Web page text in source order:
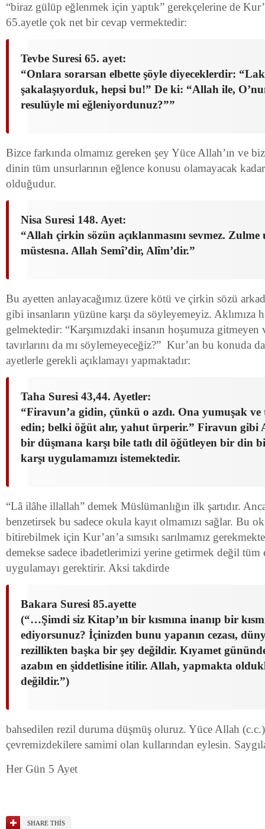
“biraz gülüp eğlenmek için yaptık” gerekçelerine de
65.ayetle çok net bir cevap vermektedir:
Tevbe Suresi 65. ayet:
“Onlara sorarsan elbette şöyle diyeceklerdir:
şakalaşıyorduk, hepsi bu!” De ki: “Allah ile,
resulüyle mi eğleniyordunuz?””
Bizce farkında olmamız gereken şey Yüce Allah’ın ve
dinin tüm unsurlarının eğlence konusu olamayacak
olduğudur.
Nisa Suresi 148. Ayet:
“Allah çirkin sözün açıklanmasını sevmez.
müstesna. Allah Semî’dir, Alîm’dir.”
Bu ayetten anlayacağımız üzere kötü ve çirkin sözü
gibi insanların yüzüne karşı da söyleyemeyiz. Aklımıza
gelmektedir: “Karşımızdaki insanın hoşumuza gitmeyen
tavırlarını da mı söylemeyeceğiz?” Kur’an bu konuda
ayetlerle gerekli açıklamayı yapmaktadır:
Taha Suresi 43,44. Ayetler:
“Firavun’a gidin, çünkü o azdı. Ona yumuşak ve
edin; belki öğüt alır, yahut ürperir.” Firavun gibi
bir düşmana karşı bile tatlı dil öğütleyen bir din
karşı uygulamamızı istemektedir.
“Lâ ilâhe illallah” demek Müslümanlığın ilk şartıdır.
benzetirsek bu sadece okula kayıt olmamızı sağlar. Bu
bitirebilmek için Kur’an’a sımsıkı sarılmamız
demekse sadece ibadetlerimizi yerine getirmek değil tüm
uygulamayı gerektirir. Aksi takdirde
Bakara Suresi 85.ayette
(“…Şimdi siz Kitap’ın bir kısmına inanıp bir
ediyorsunuz? İçinizden bunu yapanın cezası,
rezillikten başka bir şey değildir. Kıyamet
azabın en şiddetlisine itilir. Allah, yapmakta
değildir.”)
bahsedilen rezil duruma düşmüş oluruz. Yüce Allah
çevremizdekilere samimi olan kullarından eylesin.
Her Gün 5 Ayet
SHARE THIS